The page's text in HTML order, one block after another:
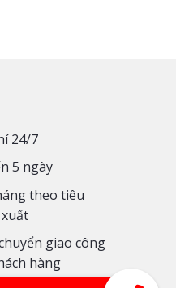
24/7
5 ngày
theo tiêu
giao công
hàng